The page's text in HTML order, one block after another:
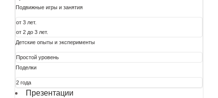
Подвижные игры и занятия
от 3 лет.
от 2 до 3 лет.
Детские опыты и эксперименты
Простой уровень
Поделки
2 года
Презентации